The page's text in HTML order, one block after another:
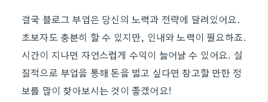
결국 블로그 부업은 당신의 노력과 전략에 달려있어요.
초보자도 충분히 할 수 있지만, 인내와 노력이 필요하죠.
시간이 지나면 자연스럽게 수익이 늘어날 수 있어요. 실
질적으로 부업을 통해 돈을 벌고 싶다면 참고할 만한 정
보를 많이 찾아보시는 것이 좋겠어요!